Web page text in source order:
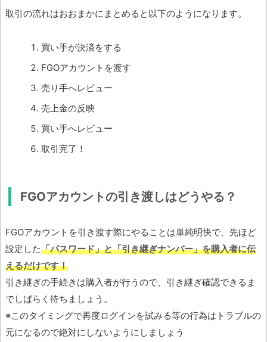
取引の流れはおおまかにまとめると以下のようになります。
買い手が決済をする
FGOアカウントを渡す
売り手へレビュー
売上金の反映
買い手へレビュー
取引完了！
FGOアカウントの引き渡しはどうやる？
FGOアカウントを引き渡す際にやることは単純明快で、先ほど
設定した「パスワード」と「引き継ぎナンバー」を購入者に伝
えるだけです！
引き継ぎの手続きは購入者が行うので、引き継ぎ確認できるま
でしばらく待ちましょう。
※このタイミングで再度ログインを試みる等の行為はトラブルの
元になるので絶対にしないようにしましょう